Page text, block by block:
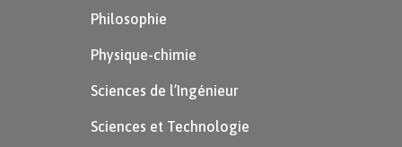
Philosophie
Physique-chimie
Sciences de l’Ingénieur
Sciences et Technologie